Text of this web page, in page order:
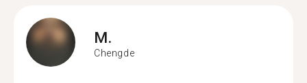
M.
Chengde